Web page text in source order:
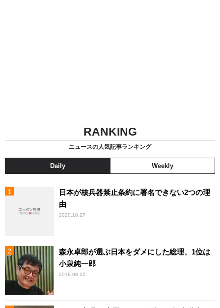
RANKING
ニュースの人気記事ランキング
Daily Weekly
日本が核兵器禁止条約に署名できない2つの理
由
2020.10.27
森永卓郎が選ぶ日本をダメにした総理、1位は
小泉純一郎
2018.08.22